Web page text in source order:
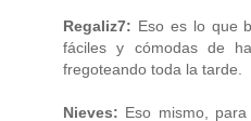
Regaliz7: Eso es lo que
fáciles y cómodas de
fregoteando toda la tarde.
Nieves: Eso mismo,